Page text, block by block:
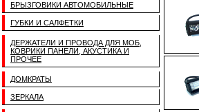
БРЫЗГОВИКИ АВТОМОБИЛЬНЫЕ
ГУБКИ И САЛФЕТКИ
ДЕРЖАТЕЛИ И ПРОВОДА ДЛЯ МОБ,
КОВРИКИ ПАНЕЛИ, АКУСТИКА И
ПРОЧЕЕ
ДОМКРАТЫ
ЗЕРКАЛА